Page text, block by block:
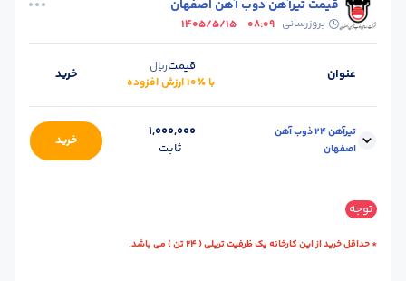
قیمت تیرآهن ذوب آهن اصفهان
بروزرسانی 08:09
1405/5/15
عنوان قیمتریال
با ٪۱۰ ارزش افزوده
خرید
تیرآهن 24 ذوب آهن
اصفهان
1,000,000
ثابت
خرید
سایز :
توجه
* حداقل خرید از این کارخانه یک ظرفیت تریلی ( 24 تن ) می باشد.